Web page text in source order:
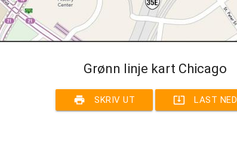
Grønn linje kart Chicago
print SKRIV UT system_update_alt LAST NED